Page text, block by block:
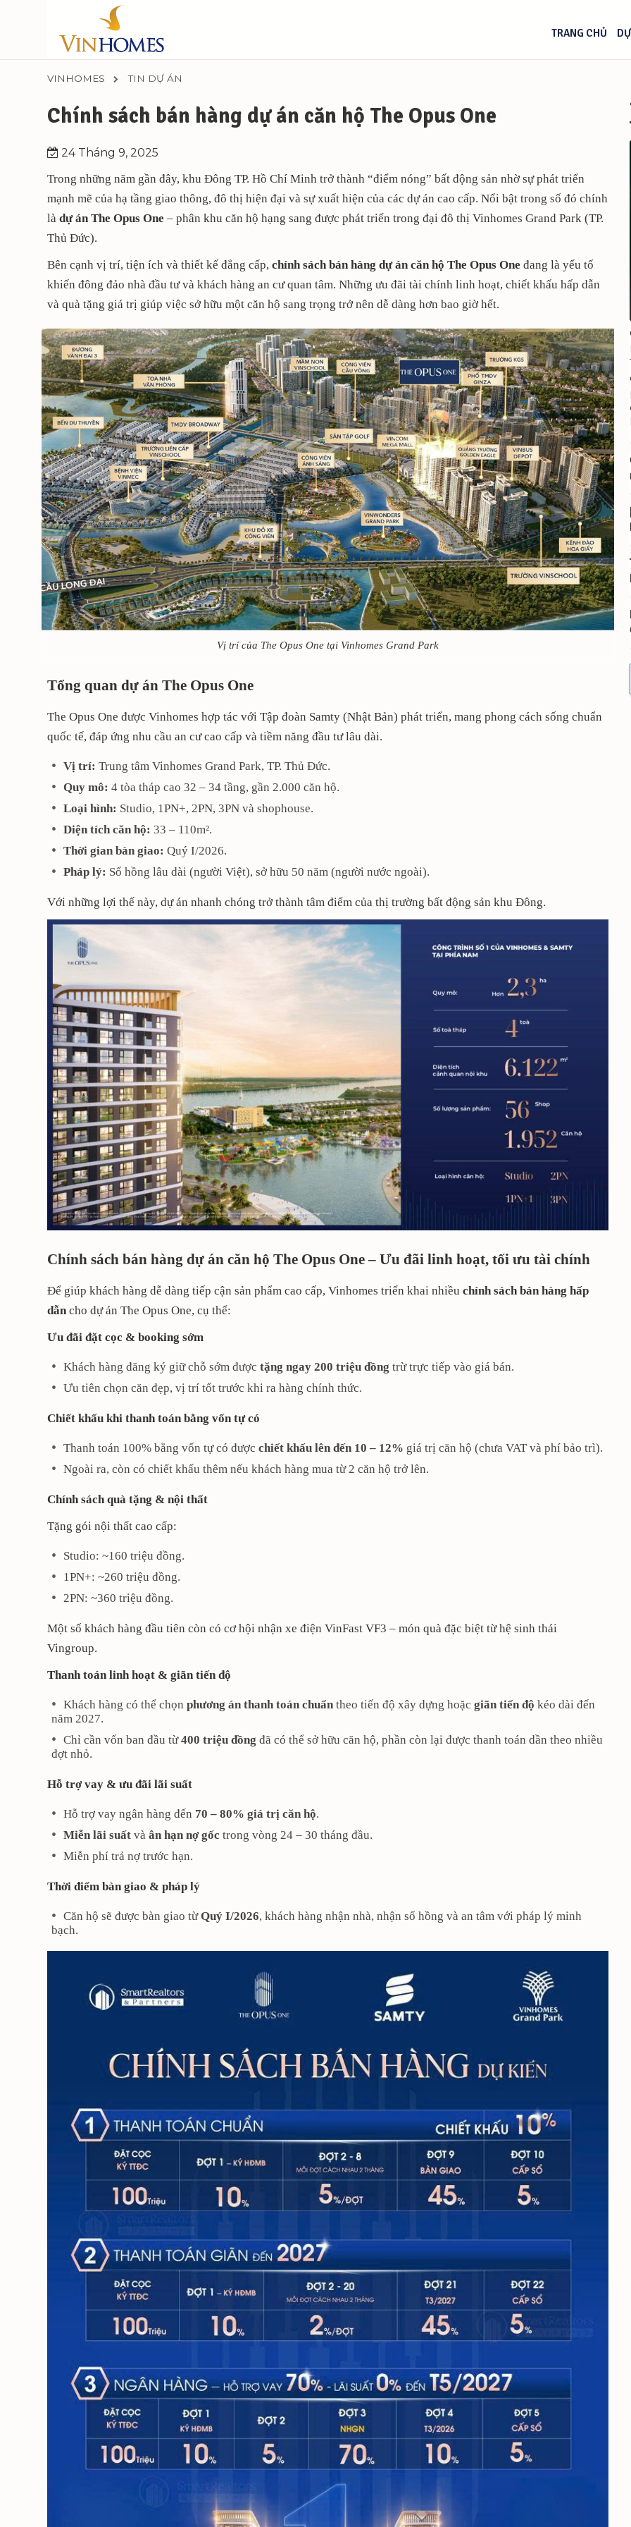
TRANG CHỦ
VINHOMES TIN DỰ ÁN
Chính sách bán hàng dự án căn hộ The Opus One
24 Tháng 9, 2025
Trong những năm gần đây, khu Đông TP. Hồ Chí Minh trở thành “điểm nóng” bất động sản nhờ sự phát triển
mạnh mẽ của hạ tầng giao thông, đô thị hiện đại và sự xuất hiện của các dự án cao cấp. Nổi bật trong số đó chính
là dự án The Opus One – phân khu căn hộ hạng sang được phát triển trong đại đô thị Vinhomes Grand Park (TP.
Thủ Đức).
Bên cạnh vị trí, tiện ích và thiết kế đẳng cấp, chính sách bán hàng dự án căn hộ The Opus One đang là yếu tố
khiến đông đảo nhà đầu tư và khách hàng an cư quan tâm. Những ưu đãi tài chính linh hoạt, chiết khấu hấp dẫn
và quà tặng giá trị giúp việc sở hữu một căn hộ sang trọng trở nên dễ dàng hơn bao giờ hết.
Vị trí của The Opus One tại Vinhomes Grand Park
Tổng quan dự án The Opus One
The Opus One được Vinhomes hợp tác với Tập đoàn Samty (Nhật Bản) phát triển, mang phong cách sống chuẩn
quốc tế, đáp ứng nhu cầu an cư cao cấp và tiềm năng đầu tư lâu dài.
Vị trí: Trung tâm Vinhomes Grand Park, TP. Thủ Đức.
Quy mô: 4 tòa tháp cao 32 – 34 tầng, gần 2.000 căn hộ.
Loại hình: Studio, 1PN+, 2PN, 3PN và shophouse.
Diện tích căn hộ: 33 – 110m².
Thời gian bàn giao: Quý I/2026.
Pháp lý: Sổ hồng lâu dài (người Việt), sở hữu 50 năm (người nước ngoài).
Với những lợi thế này, dự án nhanh chóng trở thành tâm điểm của thị trường bất động sản khu Đông.
Chính sách bán hàng dự án căn hộ The Opus One – Ưu đãi linh hoạt, tối ưu tài chính
Để giúp khách hàng dễ dàng tiếp cận sản phẩm cao cấp, Vinhomes triển khai nhiều chính sách bán hàng hấp
dẫncho dự án The Opus One, cụ thể:
Ưu đãi đặt cọc & booking sớm
Khách hàng đăng ký giữ chỗ sớm được tặng ngay 200 triệu đồng trừ trực tiếp vào giá bán.
Ưu tiên chọn căn đẹp, vị trí tốt trước khi ra hàng chính thức.
Chiết khấu khi thanh toán bằng vốn tự có
Thanh toán 100% bằng vốn tự có được chiết khấu lên đến 10 – 12% giá trị căn hộ (chưa VAT và phí bảo trì).
Ngoài ra, còn có chiết khấu thêm nếu khách hàng mua từ 2 căn hộ trở lên.
Chính sách quà tặng & nội thất
Tặng gói nội thất cao cấp:
Studio: ~160 triệu đồng.
1PN+: ~260 triệu đồng.
2PN: ~360 triệu đồng.
Một số khách hàng đầu tiên còn có cơ hội nhận xe điện VinFast VF3 – món quà đặc biệt từ hệ sinh thái
Vingroup.
Thanh toán linh hoạt & giãn tiến độ
Khách hàng có thể chọn phương án thanh toán chuẩn theo tiến độ xây dựng hoặc giãn tiến độ kéo dài đến
năm 2027.
Chỉ cần vốn ban đầu từ400 triệu đồng đã có thể sở hữu căn hộ, phần còn lại được thanh toán dần theo nhiều
đợt nhỏ.
Hỗ trợ vay & ưu đãi lãi suất
Hỗ trợ vay ngân hàng đến 70 – 80% giá trị căn hộ.
Miễn lãi suất và ân hạn nợ gốc trong vòng 24 – 30 tháng đầu.
Miễn phí trả nợ trước hạn.
Thời điểm bàn giao & pháp lý
Căn hộ sẽ được bàn giao từQuý I/2026, khách hàng nhận nhà, nhận sổ hồng và an tâm với pháp lý minh
bạch.